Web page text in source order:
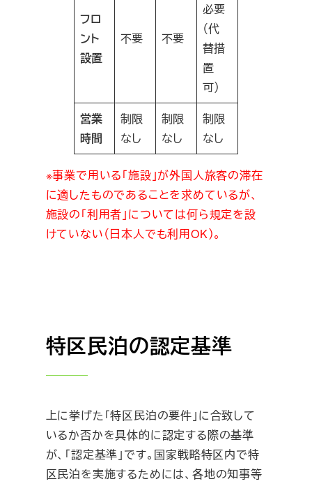
フロ
ント
設置
不要 不要
必要
（代
替措
置
可）
営業
時間
制限
なし
制限
なし
制限
なし
※事業で用いる「施設」が外国人旅客の滞在
に適したものであることを求めているが、
施設の「利用者」については何ら規定を設
けていない（日本人でも利用OK）。
特区民泊の認定基準
上に挙げた「特区民泊の要件」に合致して
いるか否かを具体的に認定する際の基準
が、「認定基準」です。国家戦略特区内で特
区民泊を実施するためには、各地の知事等